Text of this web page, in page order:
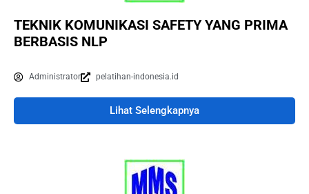
TEKNIK KOMUNIKASI SAFETY YANG PRIMA
BERBASIS NLP
Administrator pelatihan-indonesia.id
Lihat Selengkapnya